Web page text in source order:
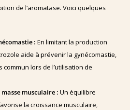
de l’aromatase. Voici quelques
: En limitant la production
aide à prévenir la gynécomastie,
lors de l’utilisation de
musculaire : Un équilibre
la croissance musculaire,